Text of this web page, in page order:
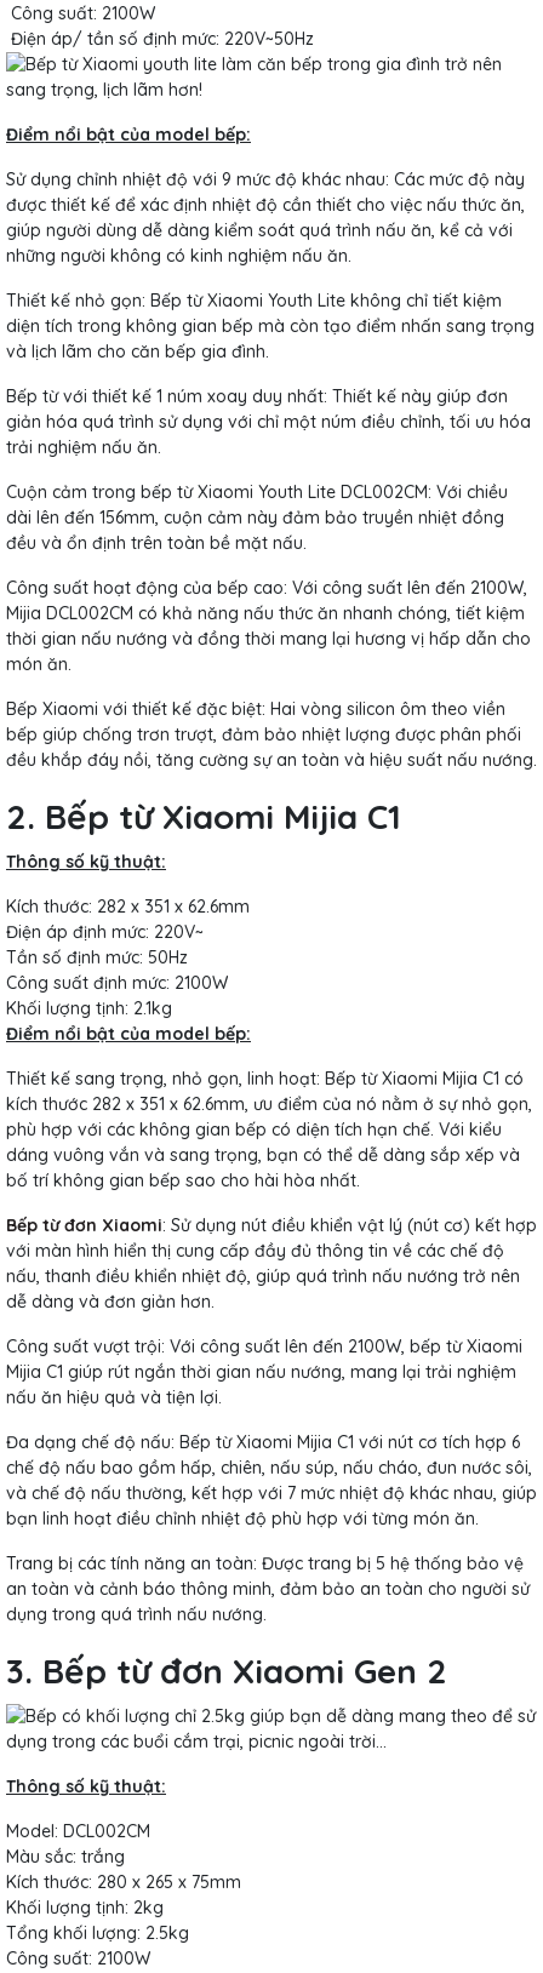
Công suất: 2100W
Điện áp/ tần số định mức: 220V~50Hz
Điểm nổi bật của model bếp:
Sử dụng chỉnh nhiệt độ với 9 mức độ khác nhau: Các mức độ này
được thiết kế để xác định nhiệt độ cần thiết cho việc nấu thức ăn,
giúp người dùng dễ dàng kiểm soát quá trình nấu ăn, kể cả với
những người không có kinh nghiệm nấu ăn.
Thiết kế nhỏ gọn: Bếp từ Xiaomi Youth Lite không chỉ tiết kiệm
diện tích trong không gian bếp mà còn tạo điểm nhấn sang trọng
và lịch lãm cho căn bếp gia đình.
Bếp từ với thiết kế 1 núm xoay duy nhất: Thiết kế này giúp đơn
giản hóa quá trình sử dụng với chỉ một núm điều chỉnh, tối ưu hóa
trải nghiệm nấu ăn.
Cuộn cảm trong bếp từ Xiaomi Youth Lite DCL002CM: Với chiều
dài lên đến 156mm, cuộn cảm này đảm bảo truyền nhiệt đồng
đều và ổn định trên toàn bề mặt nấu.
Công suất hoạt động của bếp cao: Với công suất lên đến 2100W,
Mijia DCL002CM có khả năng nấu thức ăn nhanh chóng, tiết kiệm
thời gian nấu nướng và đồng thời mang lại hương vị hấp dẫn cho
món ăn.
Bếp Xiaomi với thiết kế đặc biệt: Hai vòng silicon ôm theo viền
bếp giúp chống trơn trượt, đảm bảo nhiệt lượng được phân phối
đều khắp đáy nồi, tăng cường sự an toàn và hiệu suất nấu nướng.
2. Bếp từ Xiaomi Mijia C1
Thông số kỹ thuật:
Kích thước: 282 x 351 x 62.6mm
Điện áp định mức: 220V~
Tần số định mức: 50Hz
Công suất định mức: 2100W
Khối lượng tịnh: 2.1kg
Điểm nổi bật của model bếp:
Thiết kế sang trọng, nhỏ gọn, linh hoạt: Bếp từ Xiaomi Mijia C1 có
kích thước 282 x 351 x 62.6mm, ưu điểm của nó nằm ở sự nhỏ gọn,
phù hợp với các không gian bếp có diện tích hạn chế. Với kiểu
dáng vuông vắn và sang trọng, bạn có thể dễ dàng sắp xếp và
bố trí không gian bếp sao cho hài hòa nhất.
Bếp từ đơn Xiaomi: Sử dụng nút điều khiển vật lý (nút cơ) kết hợp
với màn hình hiển thị cung cấp đầy đủ thông tin về các chế độ
nấu, thanh điều khiển nhiệt độ, giúp quá trình nấu nướng trở nên
dễ dàng và đơn giản hơn.
Công suất vượt trội: Với công suất lên đến 2100W, bếp từ Xiaomi
Mijia C1 giúp rút ngắn thời gian nấu nướng, mang lại trải nghiệm
nấu ăn hiệu quả và tiện lợi.
Đa dạng chế độ nấu: Bếp từ Xiaomi Mijia C1 với nút cơ tích hợp 6
chế độ nấu bao gồm hấp, chiên, nấu súp, nấu cháo, đun nước sôi,
và chế độ nấu thường, kết hợp với 7 mức nhiệt độ khác nhau, giúp
bạn linh hoạt điều chỉnh nhiệt độ phù hợp với từng món ăn.
Trang bị các tính năng an toàn: Được trang bị 5 hệ thống bảo vệ
an toàn và cảnh báo thông minh, đảm bảo an toàn cho người sử
dụng trong quá trình nấu nướng.
3. Bếp từ đơn Xiaomi Gen 2
Thông số kỹ thuật:
Model: DCL002CM
Màu sắc: trắng
Kích thước: 280 x 265 x 75mm
Khối lượng tịnh: 2kg
Tổng khối lượng: 2.5kg
Công suất: 2100W